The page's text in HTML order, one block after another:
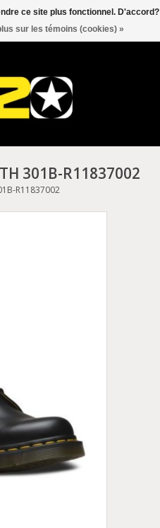
0 Articles - C$0.00
301B-R11837002
R11837002
ce site plus fonctionnel. D'accord?
sur les témoins (cookies) »